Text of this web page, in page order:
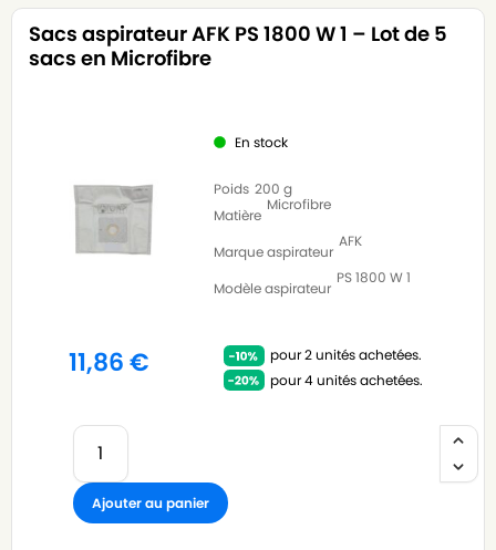
Sacs aspirateur AFK PS 1800 W 1 – Lot de 5
sacs en Microfibre
En stock
Poids 200 g
Matière
Microfibre
Marque aspirateur
AFK
Modèle aspirateur
PS 1800 W 1
11,86€
pour 2 unités achetées.
pour 4 unités achetées.
Ajouter au panier